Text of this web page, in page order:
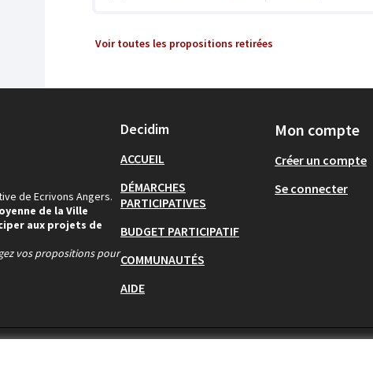
Voir toutes les propositions retirées
de Ecrivons Angers.
de la Ville
aux projets de
vos propositions pour
Decidim
ACCUEIL
DÉMARCHES
PARTICIPATIVES
BUDGET PARTICIPATIF
COMMUNAUTÉS
AIDE
Mon compte
Créer un compte
Se connecter